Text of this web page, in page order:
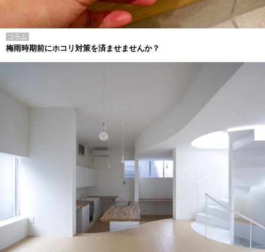
コラム
梅雨時期前にホコリ対策を済ませませんか？